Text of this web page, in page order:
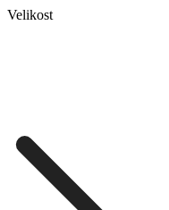
Velikost